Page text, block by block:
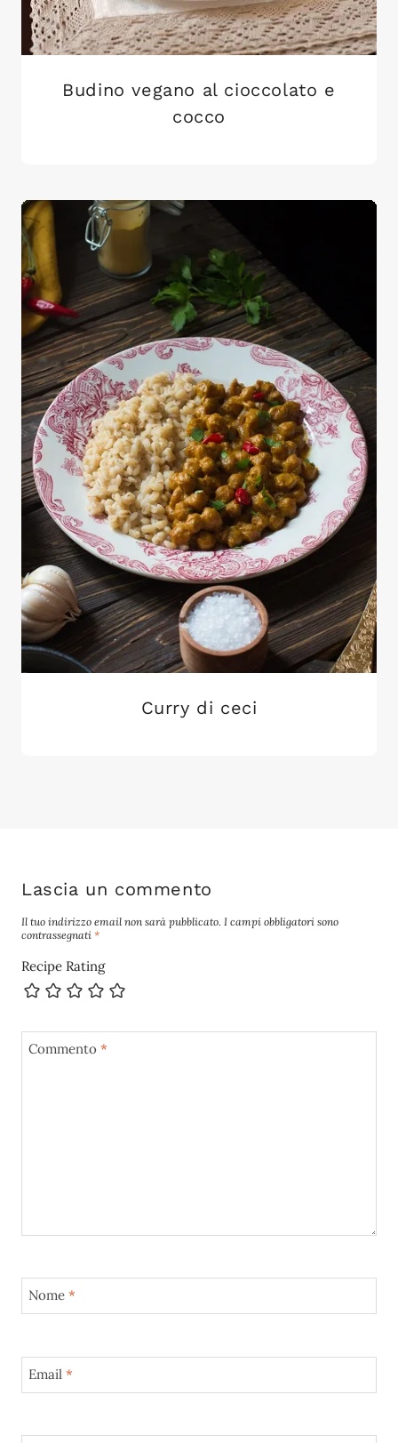
Budino vegano al cioccolato e
cocco
Curry di ceci
Lascia un commento
Il tuo indirizzo email non sarà pubblicato. I campi obbligatori sono
contrassegnati *
Recipe Rating
Commento *
Nome *
Email *